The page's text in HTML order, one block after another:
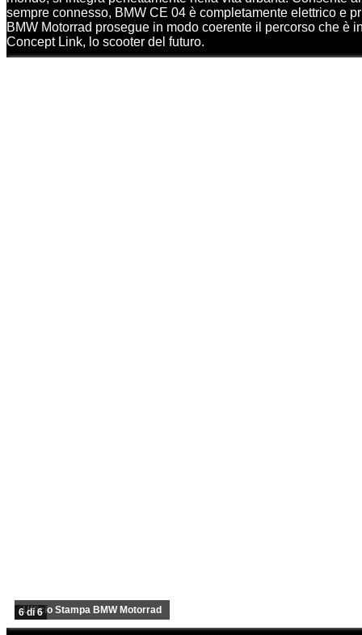
sempre connesso, BMW CE 04 è completamente elettrico e
BMW Motorrad prosegue in modo coerente il percorso che è
Concept Link, lo scooter del futuro.
Ufficio Stampa BMW Motorrad
6 di 6